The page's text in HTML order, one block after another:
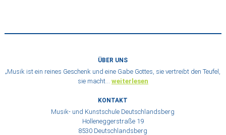
ÜBER UNS
„Musik ist ein reines Geschenk und eine Gabe Gottes, sie vertreibt den Teufel,
sie macht… weiterlesen
KONTAKT
Musik- und Kunstschule Deutschlandsberg
Holleneggerstraße 19
8530 Deutschlandsberg